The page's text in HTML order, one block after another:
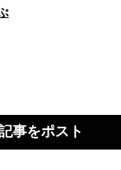
事をポスト